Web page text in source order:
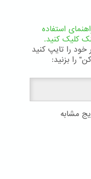
استفاده
کلیک کنید.
خود را تایپ کنید
را بزنید:
مشابه